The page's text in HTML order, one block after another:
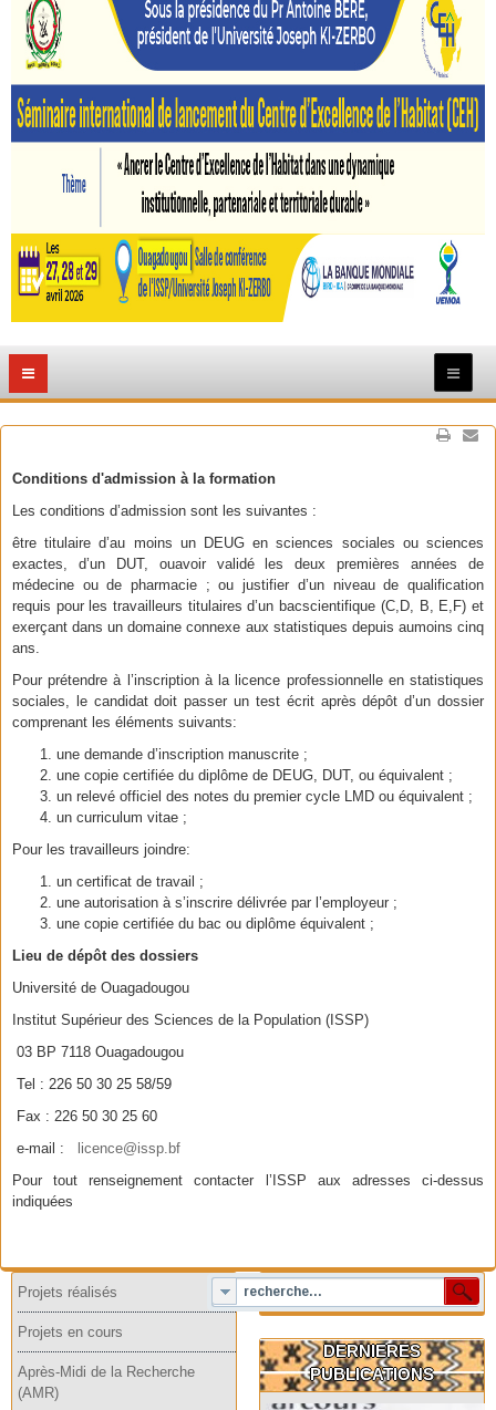
Conditions d'admission à la formation
Les conditions d’admission sont les suivantes :
être titulaire d’au moins un DEUG en sciences sociales ou sciences
exactes, d’un DUT, ouavoir validé les deux premières années de
médecine ou de pharmacie ; ou justifier d’un niveau de qualification
requis pour les travailleurs titulaires d’un bacscientifique (C,D, B, E,F) et
exerçant dans un domaine connexe aux statistiques depuis aumoins cinq
ans.
Pour prétendre à l’inscription à la licence professionnelle en statistiques
sociales, le candidat doit passer un test écrit après dépôt d’un dossier
comprenant les éléments suivants:
une demande d’inscription manuscrite ;
une copie certifiée du diplôme de DEUG, DUT, ou équivalent ;
un relevé officiel des notes du premier cycle LMD ou équivalent ;
un curriculum vitae ;
Pour les travailleurs joindre:
un certificat de travail ;
une autorisation à s’inscrire délivrée par l’employeur ;
une copie certifiée du bac ou diplôme équivalent ;
Lieu de dépôt des dossiers
Université de Ouagadougou
Institut Supérieur des Sciences de la Population (ISSP)
03 BP 7118 Ouagadougou
Tel : 226 50 30 25 58/59
Fax : 226 50 30 25 60
e-mail :
licence@issp.bf
Pour tout renseignement contacter l’ISSP aux adresses ci-dessus
indiquées
Projets réalisés
Projets en cours
Après-Midi de la Recherche
(AMR)
DERNIERES
PUBLICATIONS